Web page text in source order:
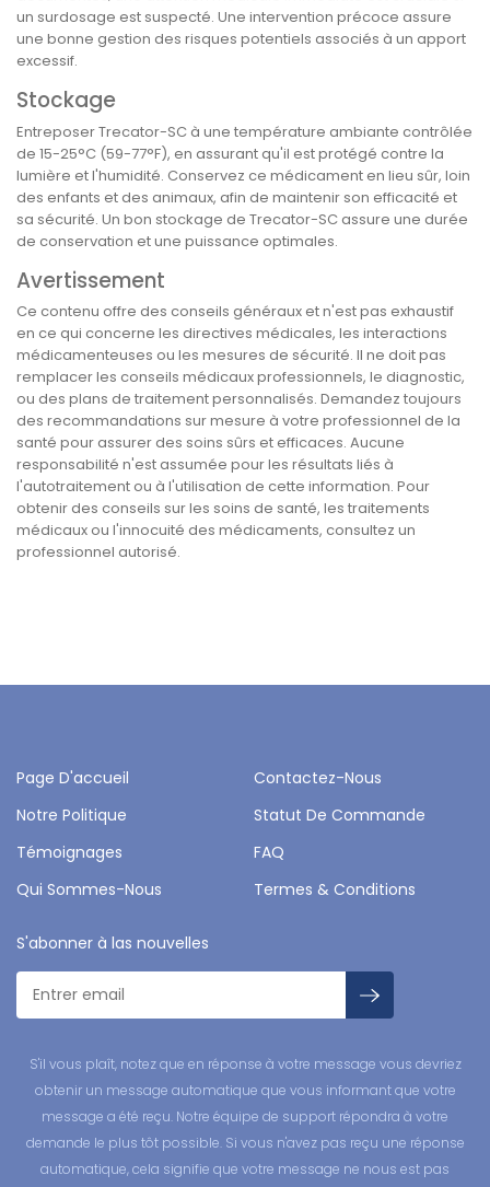
un surdosage est suspecté. Une intervention précoce assure
une bonne gestion des risques potentiels associés à un apport
excessif.
Stockage
Entreposer Trecator-SC à une température ambiante contrôlée
de 15-25°C (59-77°F), en assurant qu'il est protégé contre la
lumière et l'humidité. Conservez ce médicament en lieu sûr, loin
des enfants et des animaux, afin de maintenir son efficacité et
sa sécurité. Un bon stockage de Trecator-SC assure une durée
de conservation et une puissance optimales.
Avertissement
Ce contenu offre des conseils généraux et n'est pas exhaustif
en ce qui concerne les directives médicales, les interactions
médicamenteuses ou les mesures de sécurité. Il ne doit pas
remplacer les conseils médicaux professionnels, le diagnostic,
ou des plans de traitement personnalisés. Demandez toujours
des recommandations sur mesure à votre professionnel de la
santé pour assurer des soins sûrs et efficaces. Aucune
responsabilité n'est assumée pour les résultats liés à
l'autotraitement ou à l'utilisation de cette information. Pour
obtenir des conseils sur les soins de santé, les traitements
médicaux ou l'innocuité des médicaments, consultez un
professionnel autorisé.
Page D'accueil
Contactez-Nous
Notre Politique
Statut De Commande
Témoignages
FAQ
Qui Sommes-Nous
Termes & Conditions
S'abonner à las nouvelles
S'il vous plaît, notez que en réponse à votre message vous devriez
obtenir un message automatique que vous informant que votre
message a été reçu. Notre équipe de support répondra à votre
demande le plus tôt possible. Si vous n'avez pas reçu une réponse
automatique, cela signifie que votre message ne nous est pas